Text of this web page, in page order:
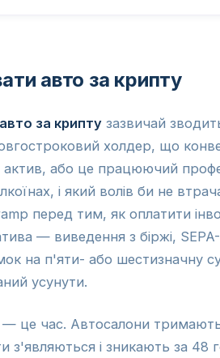
авто за крипту
за крипту зазвичай
холдер, що
актив, або це працюючий
і який волів би не
перед тим, як оплатити
— виведення з біржі,
на п'яти- або шестизначну
усунути.
це час. Автосалони тримають
з'являються і зникають за